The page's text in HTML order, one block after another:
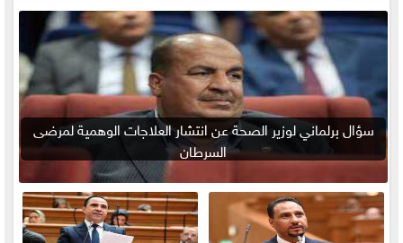
سؤال برلماني لوزير الصحة عن انتشار العلاجات الوهمية لمرضى
السرطان